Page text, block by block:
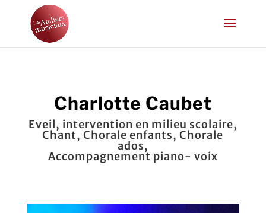
Charlotte Caubet
Eveil, intervention en milieu scolaire,
Chant, Chorale enfants, Chorale
ados,
Accompagnement piano- voix